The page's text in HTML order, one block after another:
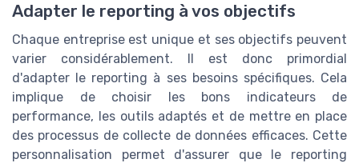
Adapter le reporting à vos objectifs
Chaque entreprise est unique et ses objectifs peuvent
varier considérablement. Il est donc primordial
d'adapter le reporting à ses besoins spécifiques. Cela
implique de choisir les bons indicateurs de
performance, les outils adaptés et de mettre en place
des processus de collecte de données efficaces. Cette
personnalisation permet d'assurer que le reporting